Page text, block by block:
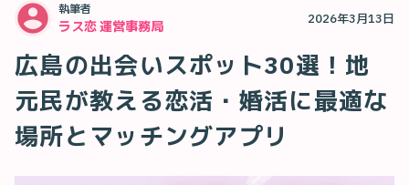
執筆者
ラス恋 運営事務局 2026年3月13日
広島の出会いスポット30選！地
元民が教える恋活・婚活に最適な
場所とマッチングアプリ